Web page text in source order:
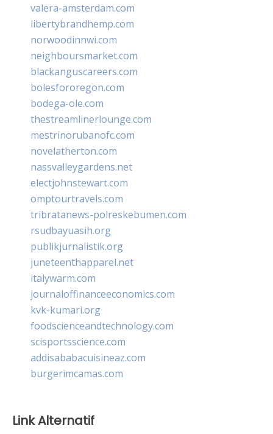
valera-amsterdam.com
libertybrandhemp.com
norwoodinnwi.com
neighboursmarket.com
blackanguscareers.com
bolesfororegon.com
bodega-ole.com
thestreamlinerlounge.com
mestrinorubanofc.com
novelatherton.com
nassvalleygardens.net
electjohnstewart.com
omptourtravels.com
tribratanews-polreskebumen.com
rsudbayuasih.org
publikjurnalistik.org
juneteenthapparel.net
italywarm.com
journaloffinanceeconomics.com
kvk-kumari.org
foodscienceandtechnology.com
scisportsscience.com
addisababacuisineaz.com
burgerimcamas.com
Link Alternatif